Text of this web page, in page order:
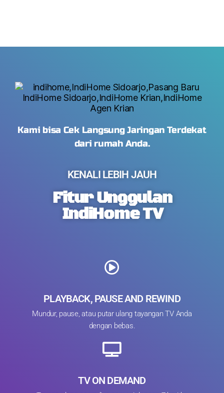
Kami bisa Cek Langsung Jaringan Terdekat
dari rumah Anda.
KENALI LEBIH JAUH
Fitur Unggulan
IndiHome TV
PLAYBACK, PAUSE AND REWIND
Mundur, pause, atau putar ulang tayangan TV Anda
dengan bebas.
TV ON DEMAND